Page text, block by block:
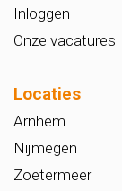
Inloggen
Onze vacatures
Locaties
Arnhem
Nijmegen
Zoetermeer